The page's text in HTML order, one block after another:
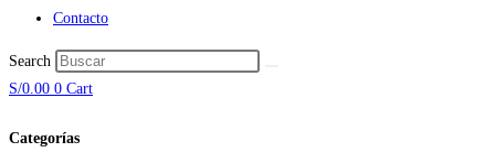
Contacto
Search
S/0.00 0 Cart
Categorías